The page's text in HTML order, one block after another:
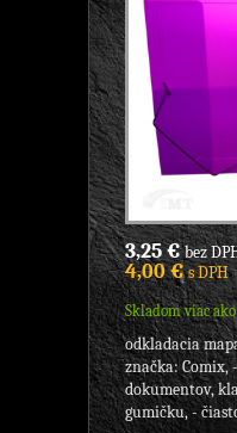
3,25 €bez
4,00 €s DPH
Skladom viac
odkladacia
značka: Comix,
dokumentov,
gumičku, -